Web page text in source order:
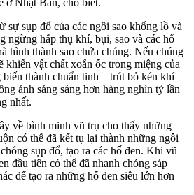
sự sụp đổ của các ngôi sao khổng lồ và
ngừng hấp thụ khí, bụi, sao và các hố
hình thành sao chứa chúng. Nếu chúng
khiến vật chất xoắn ốc trong miệng của
thành chuẩn tinh – trút bỏ kén khí
ánh sáng sáng hơn hàng nghìn tỷ lần
nhất.
về bình minh vũ trụ cho thấy những
có thể đã kết tụ lại thành những ngôi
sụp đổ, tạo ra các hố đen. Khi vũ
đầu tiên có thể đã nhanh chóng sáp
để tạo ra những hố đen siêu lớn hơn